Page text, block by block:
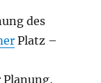
des
Platz –